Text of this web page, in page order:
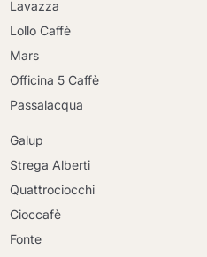
Lavazza
Lollo Caffè
Mars
Officina 5 Caffè
Passalacqua
Galup
Strega Alberti
Quattrociocchi
Cioccafè
Fonte